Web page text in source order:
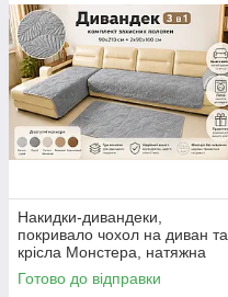
Накидки-дивандеки,
покривало чохол на диван та
крісла Монстера, натяжна
накидка універсальна на 3
полотна. Сірий
Готово до відправки